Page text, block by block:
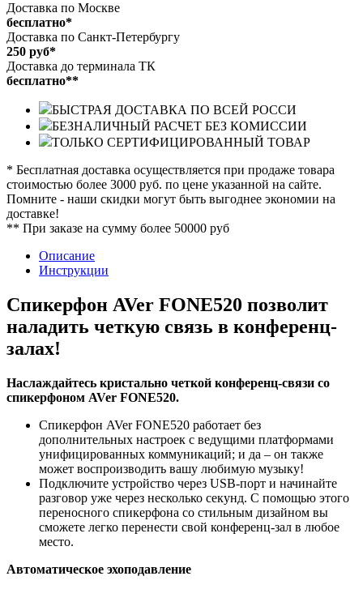
Доставка по Москве
бесплатно*
Доставка по Санкт-Петербургу
250 руб*
Доставка до терминала ТК
бесплатно**
БЫСТРАЯ ДОСТАВКА ПО ВСЕЙ РОССИ
БЕЗНАЛИЧНЫЙ РАСЧЕТ БЕЗ КОМИССИИ
ТОЛЬКО СЕРТИФИЦИРОВАННЫЙ ТОВАР
* Бесплатная доставка осуществляется при продаже товара
стоимостью более 3000 руб. по цене указанной на сайте.
Помните - наши скидки могут быть выгоднее экономии на
доставке!
** При заказе на сумму более 50000 руб
Описание
Инструкции
Спикерфон AVer FONE520 позволит
наладить четкую связь в конференц-
залах!
Наслаждайтесь кристально четкой конференц-связи со
спикерфоном AVer FONE520.
Спикерфон AVer FONE520 работает без
дополнительных настроек с ведущими платформами
унифицированных коммуникаций; и да – он также
может воспроизводить вашу любимую музыку!
Подключите устройство через USB-порт и начинайте
разговор уже через несколько секунд. С помощью этого
переносного спикерфона со стильным дизайном вы
сможете легко перенести свой конференц-зал в любое
место.
Автоматическое эхоподавление